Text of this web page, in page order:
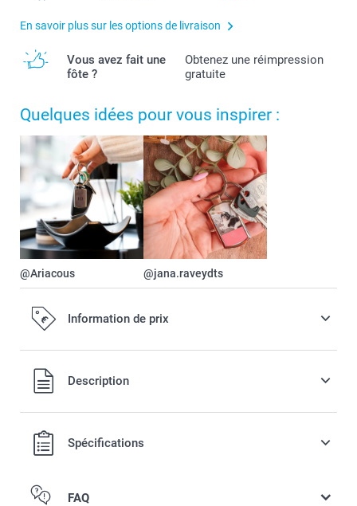
En savoir plus sur les options de livraison
Vous avez fait une
fôte ?
Obtenez une réimpression
gratuite
Quelques idées pour vous inspirer :
@Ariacous @jana.raveydts
Information de prix
Tous les prix sont en EURO (€), TVA incluse et hors frais de
port.
Description
Spécifications
FAQ